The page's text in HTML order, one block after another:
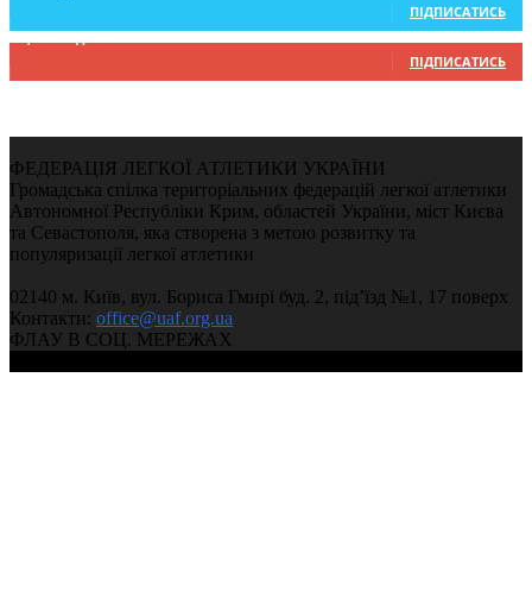
ПІДПИСАТИСЬ
9,370 Підписників
ПІДПИСАТИСЬ
ФЕДЕРАЦІЯ ЛЕГКОЇ АТЛЕТИКИ УКРАЇНИ
Громадська спілка територіальних федерацій легкої атлетики
Автономної Республіки Крим, областей України, міст Києва
та Севастополя, яка створена з метою розвитку та
популяризації легкої атлетики
02140 м. Київ, вул. Бориса Гмирі буд. 2, під’їзд №1, 17 поверх
Контакти: office@uaf.org.ua
ФЛАУ В СОЦ. МЕРЕЖАХ